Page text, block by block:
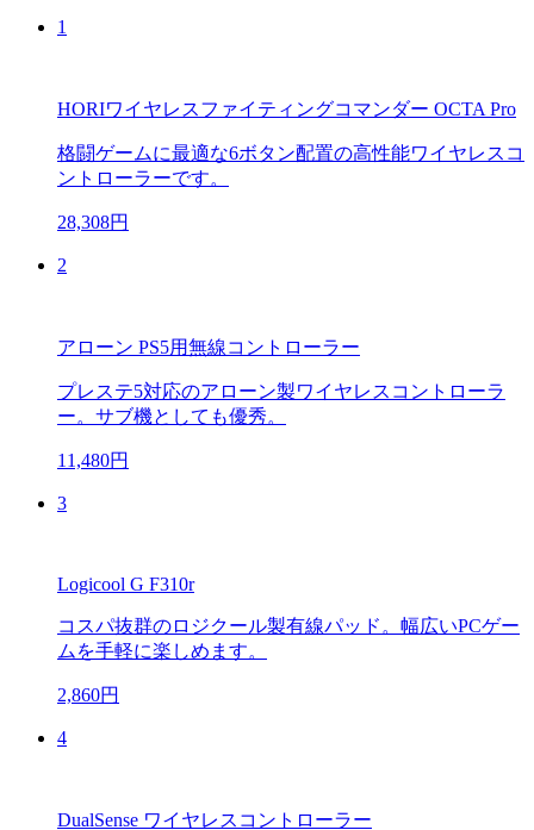
1
HORIワイヤレスファイティングコマンダー OCTA Pro
格闘ゲームに最適な6ボタン配置の高性能ワイヤレスコ
ントローラーです。
28,308円
2
アローン PS5用無線コントローラー
プレステ5対応のアローン製ワイヤレスコントローラ
ー。サブ機としても優秀。
11,480円
3
Logicool G F310r
コスパ抜群のロジクール製有線パッド。幅広いPCゲー
ムを手軽に楽しめます。
2,860円
4
DualSense ワイヤレスコントローラー